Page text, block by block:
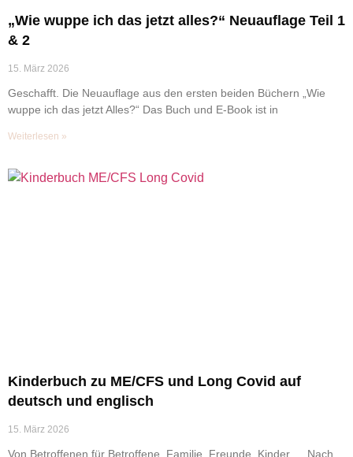
„Wie wuppe ich das jetzt alles?“ Neuauflage Teil 1
& 2
15. März 2026
Geschafft. Die Neuauflage aus den ersten beiden Büchern „Wie
wuppe ich das jetzt Alles?“ Das Buch und E-Book ist in
Weiterlesen »
Kinderbuch zu ME/CFS und Long Covid auf
deutsch und englisch
15. März 2026
Von Betroffenen für Betroffene, Familie, Freunde, Kinder … Nach